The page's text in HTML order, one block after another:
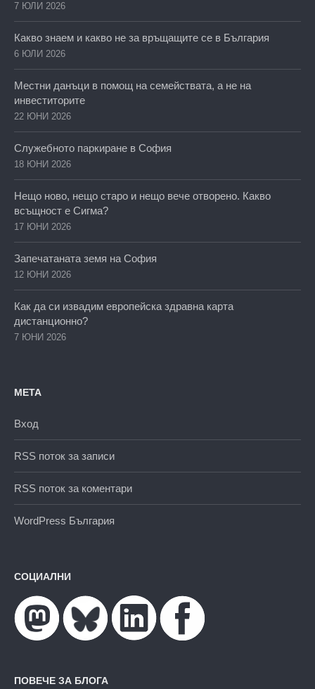
7 ЮЛИ 2026
Какво знаем и какво не за връщащите се в България
6 ЮЛИ 2026
Местни данъци в помощ на семействата, а не на
инвеститорите
22 ЮНИ 2026
Служебното паркиране в София
18 ЮНИ 2026
Нещо ново, нещо старо и нещо вече отворено. Какво
всъщност е Сигма?
17 ЮНИ 2026
Запечатаната земя на София
12 ЮНИ 2026
Как да си извадим европейска здравна карта
дистанционно?
7 ЮНИ 2026
МЕТА
Вход
RSS поток за записи
RSS поток за коментари
WordPress България
СОЦИАЛНИ
ПОВЕЧЕ ЗА БЛОГА